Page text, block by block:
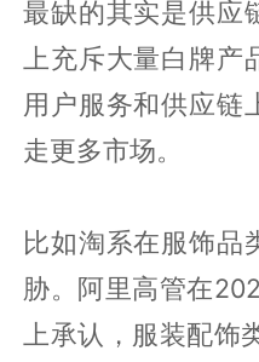
最缺的其实是供应
上充斥大量白牌
用户服务和供应链
走更多市场。
比如淘系在服饰品
胁。阿里高管在
上承认，服装配饰